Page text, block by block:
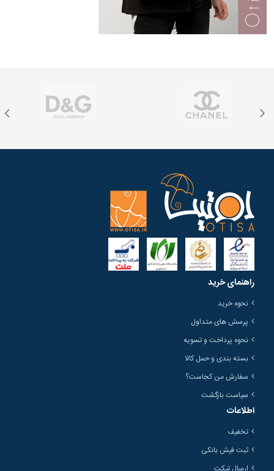
راهنمای خرید
نحوه خرید
پرسش های متداول
نحوه پرداخت و تسویه
بسته بندی و حمل کالا
سفارش من کجاست؟
سیاست بازگشت
اطلاعات
تخفیف
ثبت فیش بانکی